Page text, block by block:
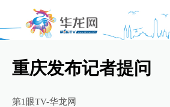
重庆发布记者提问
第1眼TV-华龙网